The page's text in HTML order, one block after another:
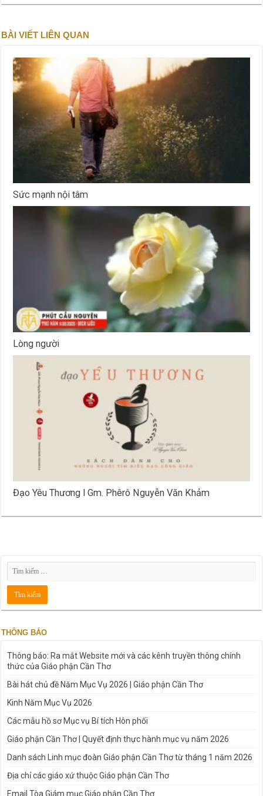
BÀI VIẾT LIÊN QUAN
Sức mạnh nội tâm
Lòng người
Đạo Yêu Thương l Gm. Phêrô Nguyễn Văn Khảm
THÔNG BÁO
Thông báo: Ra mắt Website mới và các kênh truyền thông chính
thức của Giáo phận Cần Thơ
Bài hát chủ đề Năm Mục Vụ 2026 | Giáo phận Cần Thơ
Kinh Năm Mục Vụ 2026
Các mẫu hồ sơ Mục vụ Bí tích Hôn phối
Giáo phận Cần Thơ | Quyết định thực hành mục vụ năm 2026
Danh sách Linh mục đoàn Giáo phận Cần Thơ từ tháng 1 năm 2026
Địa chỉ các giáo xứ thuộc Giáo phận Cần Thơ
Email Tòa Giám mục Giáo phận Cần Thơ